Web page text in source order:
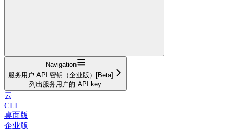
Navigation
服务用户 API 密钥（企业版）[Beta]
列出服务用户的 API key
云
CLI
桌面版
企业版